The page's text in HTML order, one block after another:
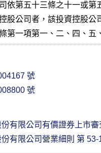
司依第五十三條之十一或
股公司者，該投資控股公
第一項第一、二、四、五
號
號
有限公司有價證券上市
有限公司營業細則 第 53-